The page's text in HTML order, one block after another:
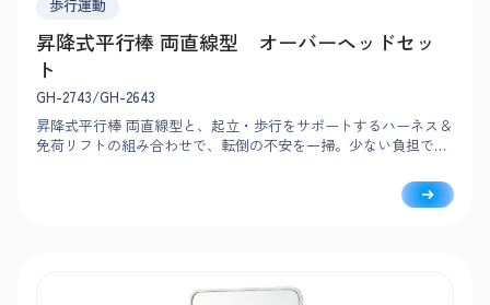
歩行運動
昇降式平行棒 両直線型 オーバーヘッドセッ
ト
GH-2743/GH-2643
昇降式平行棒 両直線型と、起立・歩行をサポートするハーネス＆
免荷リフトの組み合わせで、転倒の不安を一掃。少ない負担で、